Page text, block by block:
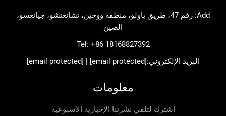
Add: رقم 47، طريق ياولو، منطقة ووجين، تشانغتشو، جيانغسو،
Tel:+86 18168827392
الإلكتروني:[email protected]
|
[email protected]
معلومات
اشترك لتلقي نشرتنا الإخبارية الأسبوعية